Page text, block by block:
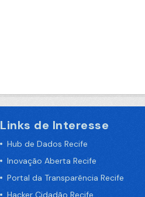
Links de Interesse
Hub de Dados Recife
Inovação Aberta Recife
Portal da Transparência Recife
Hacker Cidadão Recife